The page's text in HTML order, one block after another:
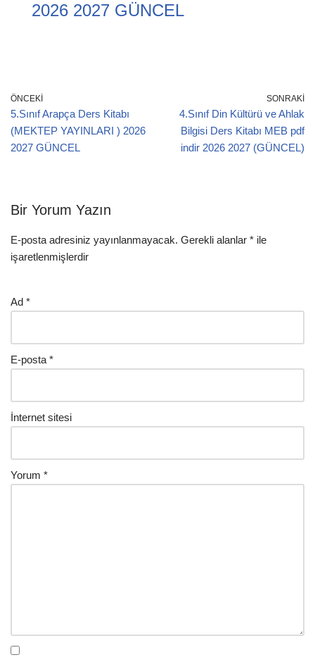
2026 2027 GÜNCEL
ÖNCEKI
5.Sınıf Arapça Ders Kitabı
(MEKTEP YAYINLARI ) 2026
2027 GÜNCEL
SONRAKI
4.Sınıf Din Kültürü ve Ahlak
Bilgisi Ders Kitabı MEB pdf
indir 2026 2027 (GÜNCEL)
Bir Yorum Yazın
E-posta adresiniz yayınlanmayacak. Gerekli alanlar * ile
işaretlenmişlerdir
Ad *
E-posta *
İnternet sitesi
Yorum *